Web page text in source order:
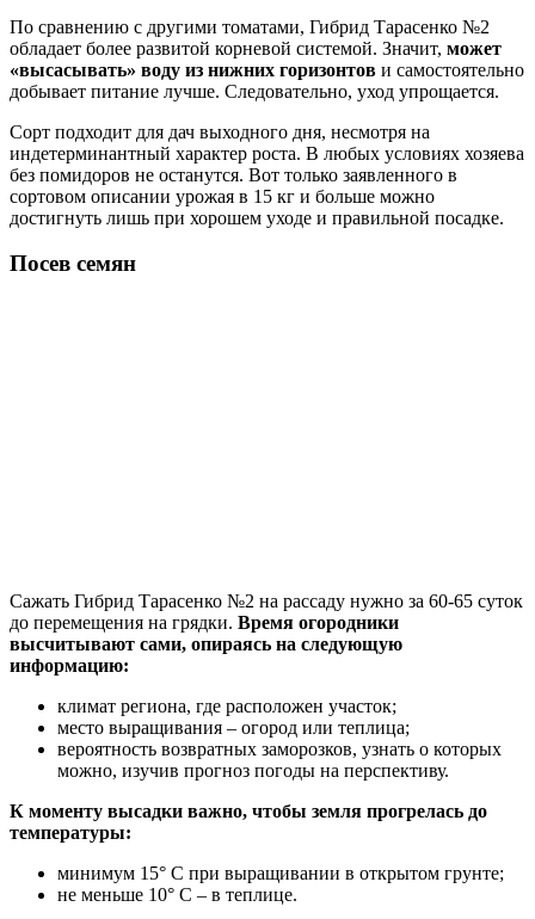
По сравнению с другими томатами, Гибрид Тарасенко №2
обладает более развитой корневой системой. Значит, может
«высасывать» воду из нижних горизонтов и самостоятельно
добывает питание лучше. Следовательно, уход упрощается.
Сорт подходит для дач выходного дня, несмотря на
индетерминантный характер роста. В любых условиях хозяева
без помидоров не останутся. Вот только заявленного в
сортовом описании урожая в 15 кг и больше можно
достигнуть лишь при хорошем уходе и правильной посадке.
Посев семян
Сажать Гибрид Тарасенко №2 на рассаду нужно за 60-65 суток
до перемещения на грядки. Время огородники
высчитывают сами, опираясь на следующую
информацию:
климат региона, где расположен участок;
место выращивания – огород или теплица;
вероятность возвратных заморозков, узнать о которых
можно, изучив прогноз погоды на перспективу.
К моменту высадки важно, чтобы земля прогрелась до
температуры:
минимум 15° С при выращивании в открытом грунте;
не меньше 10° С – в теплице.